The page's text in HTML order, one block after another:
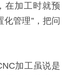
在加工时就预
化管理”，把问
加工虽说是